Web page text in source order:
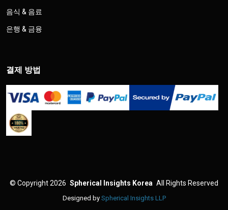
음식 & 음료
은행 & 금융
결제 방법
© Copyright 2026 Spherical Insights Korea All Rights Reserved
Designed by Spherical Insights LLP